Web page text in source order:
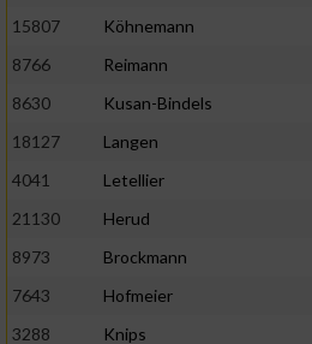
15807
Köhnemann
8766
Reimann
8630
Kusan-Bindels
18127
Langen
4041
Letellier
21130
Herud
8973
Brockmann
7643
Hofmeier
3288
Knips